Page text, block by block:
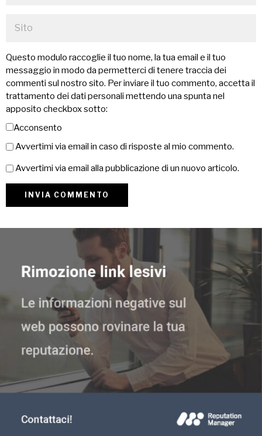
Questo modulo raccoglie il tuo nome, la tua email e il tuo
messaggio in modo da permetterci di tenere traccia dei
commenti sul nostro sito. Per inviare il tuo commento, accetta il
trattamento dei dati personali mettendo una spunta nel
apposito checkbox sotto:
Acconsento
Avvertimi via email in caso di risposte al mio commento.
Avvertimi via email alla pubblicazione di un nuovo articolo.